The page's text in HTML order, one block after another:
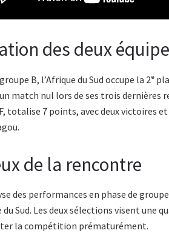
des deux
B, l’Afrique du Sud occupe la 2ᵉ
match nul lors de ses trois dernières
totalise 7 points, avec deux victoires
de la rencontre
des performances en phase de
du Sud. Les deux sélections visent
la compétition prématurément.